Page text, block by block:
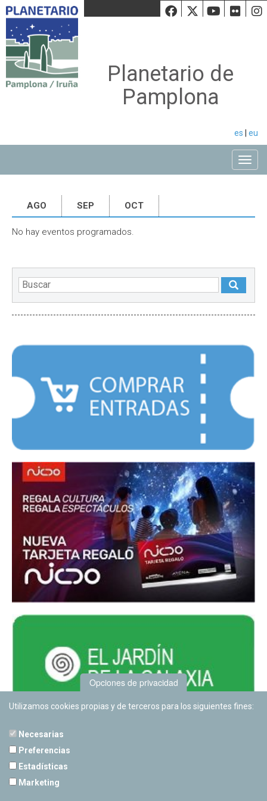
Facebook
Twiiter
Planetario de
Pamplona
es eu
AGO SEP OCT
No hay eventos programados.
Opciones de privacidad
Utilizamos cookies propias y de terceros para los siguientes fines:
Necesarias
Preferencias
Estadísticas
Marketing